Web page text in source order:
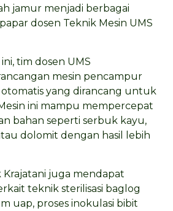
jamur menjadi berbagai
dosen Teknik Mesin UMS
tim dosen UMS
mesin pencampur
yang dirancang untuk
ini mampu mempercepat
bahan seperti serbuk kayu,
dolomit dengan hasil lebih
juga mendapat
teknik sterilisasi baglog
uap, proses inokulasi bibit